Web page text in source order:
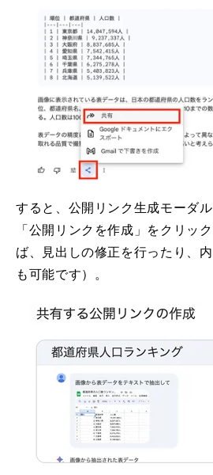
すると、公開リンク生成モーダ
「公開リンクを作成」をクリッ
ば、見出しの修正を行ったり、
も可能です）。